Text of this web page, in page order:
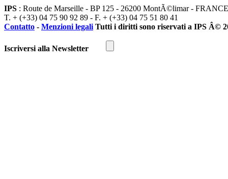
IPS : Route de Marseille - BP 125 - 26200 MontÃ©limar - FRANCE
T. + (+33) 04 75 90 92 89 - F. + (+33) 04 75 51 80 41
Contatto - Menzioni legali Tutti i diritti sono riservati a IPS Â©
Iscriversi alla Newsletter